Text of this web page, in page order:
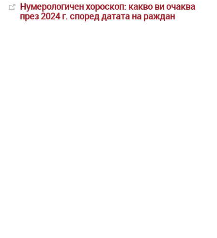
Нумерологичен хороскоп: какво ви очаква
през 2024 г. според датата на раждан